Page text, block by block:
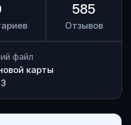
585
Отзывов
файл
карты
3